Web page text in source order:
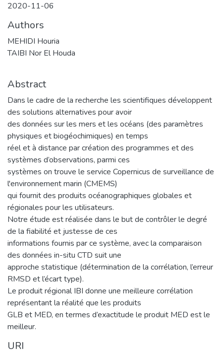
2020-11-06
Authors
MEHIDI Houria
TAIBI Nor El Houda
Abstract
Dans le cadre de la recherche les scientifiques développent
des solutions alternatives pour avoir
des données sur les mers et les océans (des paramètres
physiques et biogéochimiques) en temps
réel et à distance par création des programmes et des
systèmes d’observations, parmi ces
systèmes on trouve le service Copernicus de surveillance de
l'environnement marin (CMEMS)
qui fournit des produits océanographiques globales et
régionales pour les utilisateurs.
Notre étude est réalisée dans le but de contrôler le degré
de la fiabilité et justesse de ces
informations fournis par ce système, avec la comparaison
des données in-situ CTD suit une
approche statistique (détermination de la corrélation, l’erreur
RMSD et l’écart type).
Le produit régional IBI donne une meilleure corrélation
représentant la réalité que les produits
GLB et MED, en termes d’exactitude le produit MED est le
meilleur.
URI